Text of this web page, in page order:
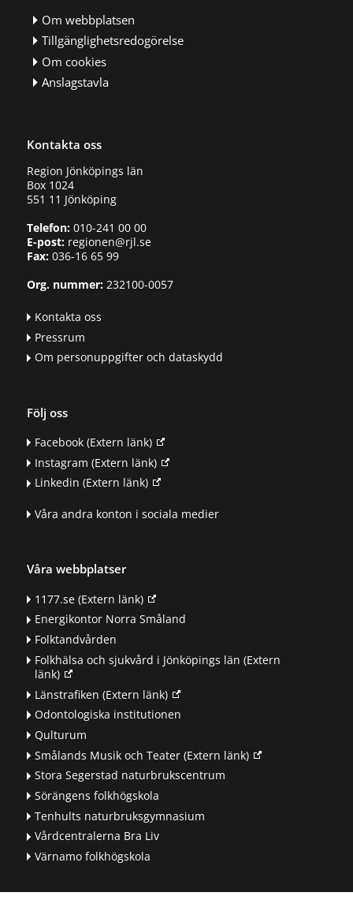
Om webbplatsen
Tillgänglighetsredogörelse
Om cookies
Anslagstavla
Kontakta oss
Region Jönköpings län
Box 1024
551 11 Jönköping
Telefon:010-241 00 00
E-post:regionen@rjl.se
Fax: 036-16 65 99
Org. nummer:232100-0057
Kontakta oss
Pressrum
Om personuppgifter och dataskydd
Följ oss
Facebook(Extern länk)
Instagram (Extern länk)
Linkedin (Extern länk)
Våra andra konton i sociala medier
Våra webbplatser
1177.se(Extern länk)
Energikontor Norra Småland
Folktandvården
Folkhälsa och sjukvård i Jönköpings län (Extern
länk)
Länstrafiken (Extern länk)
Odontologiska institutionen
Qulturum
Smålands Musik och Teater(Extern länk)
Stora Segerstad naturbrukscentrum
Sörängens folkhögskola
Tenhults naturbruksgymnasium
Vårdcentralerna Bra Liv
Värnamo folkhögskola